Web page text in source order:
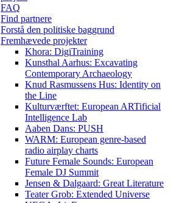
FAQ
Find partnere
Forstå den politiske baggrund
Fremhævede projekter
Khora: DigiTraining
Kunsthal Aarhus: Excavating
Contemporary Archaeology
Knud Rasmussens Hus: Identity on
the Line
Kulturværftet: European ARTificial
Intelligence Lab
Aaben Dans: PUSH
WARM: European genre-based
radio airplay charts
Future Female Sounds: European
Female DJ Summit
Jensen & Dalgaard: Great Literature
Teater Grob: Extended Universe